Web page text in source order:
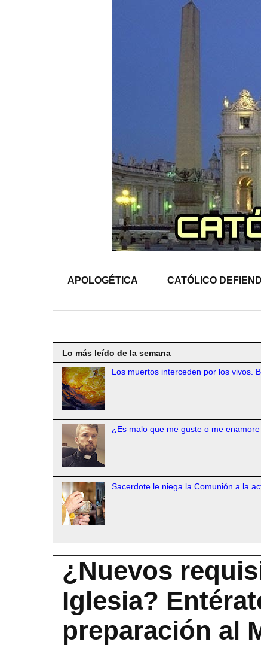
APOLOGÉTICA CATÓLICO
Lo más leído de la semana
Los muertos interceden por los vivos.
¿Es malo que me guste o me
Sacerdote le niega la Comunión a la
¿Nuevos
Iglesia?
preparación al